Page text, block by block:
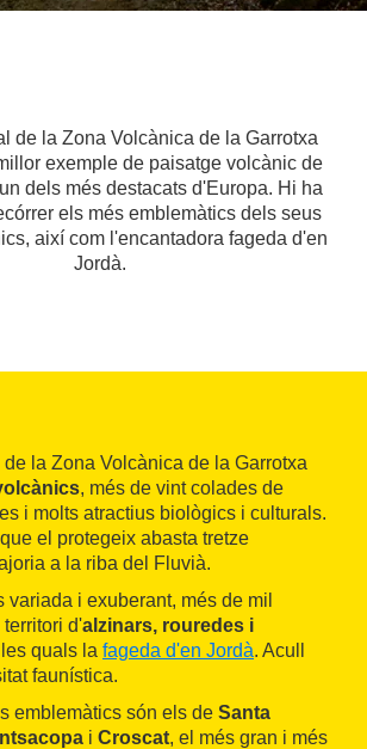
de la Zona Volcànica de la Garrotxa
exemple de paisatge volcànic de
dels més destacats d'Europa. Hi ha
els més emblemàtics dels seus
així com l'encantadora fageda d'en
Jordà.
la Zona Volcànica de la Garrotxa
, més de vint colades de
i molts atractius biològics i culturals.
el protegeix abasta tretze
a la riba del Fluvià.
variada i exuberant, més de mil
d'alzinars, rouredes i
quals la fageda d'en Jordà. Acull
faunística.
emblemàtics són els de Santa
i Croscat, el més gran i més